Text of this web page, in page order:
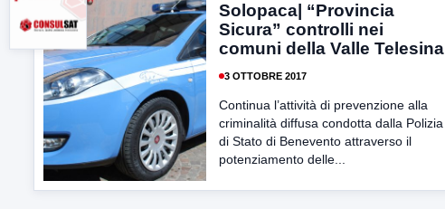
Solopaca| “Provincia
Sicura” controlli nei
comuni della Valle Telesina
3 OTTOBRE 2017
Continua l’attività di prevenzione alla
criminalità diffusa condotta dalla Polizia
di Stato di Benevento attraverso il
potenziamento delle...